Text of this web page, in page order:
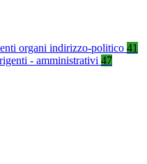
organi indirizzo-politico 41
- amministrativi 47